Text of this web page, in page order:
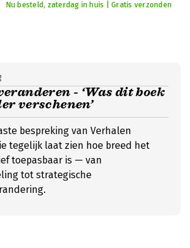
Nu besteld, zaterdag in huis | Gratis verzonden
- ‘Was dit boek
verschenen’
bespreking van Verhalen
tegelijk laat zien hoe breed het
toepasbaar is — van
tot strategische